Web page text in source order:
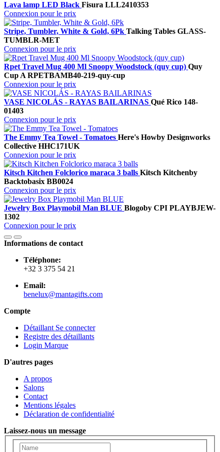
Lava lamp LED Black Fisura LLL2410353
Connexion pour le prix
Stripe, Tumbler, White & Gold, 6Pk Talking Tables GLASS-
TUMBLR-MET
Connexion pour le prix
Rpet Travel Mug 400 Ml Snoopy Woodstock (quy cup) Quy
Cup A RPETBAMB40-219-quy-cup
Connexion pour le prix
VASE NICOLÁS - RAYAS BAILARINAS Qué Rico 148-
01403
Connexion pour le prix
The Emmy Tea Towel - Tomatoes Here's Howby Designworks
Collective HHC171UK
Connexion pour le prix
Kitsch Kitchen Folclorico maraca 3 balls Kitsch Kitchenby
Backtobasix BB0024
Connexion pour le prix
Jewelry Box Playmobil Man BLUE Blogoby CPI PLAYBJEW-
1302
Connexion pour le prix
Informations de contact
Téléphone:
+32 3 375 54 21
Email:
benelux@mantagifts.com
Compte
Détaillant Se connecter
Registre des détaillants
Login Marque
D'autres pages
A propos
Salons
Contact
Mentions légales
Déclaration de confidentialité
Laissez-nous un message